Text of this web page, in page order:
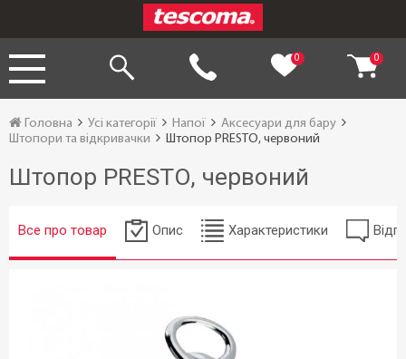
0 0
Головна Усі категорії Напої
Аксесуари для бару
Штопори та відкривачки
Штопор PRESTO, червоний
Штопор PRESTO, червоний
Все про товар Опис Характеристики